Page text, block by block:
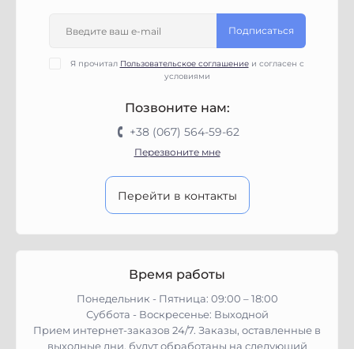
Подписаться
Я прочитал Пользовательское соглашениеи согласен с
условиями
Позвоните нам:
+38 (067) 564-59-62
Перезвоните мне
Перейти в контакты
Время работы
Понедельник - Пятница: 09:00 – 18:00
Суббота - Воскресенье: Выходной
Прием интернет-заказов 24/7. Заказы, оставленные в
выходные дни, будут обработаны на следующий